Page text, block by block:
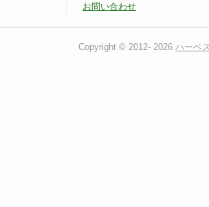
お問い合わせ
Copyright © 2012- 2026 ハーベ